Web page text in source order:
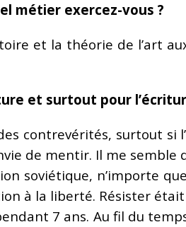
métier exercez-vous ?
et la théorie de l’art
et surtout pour
contrevérités, surtout si
de mentir. Il me
soviétique, n’importe
à la liberté. Résister
7 ans. Au fil du